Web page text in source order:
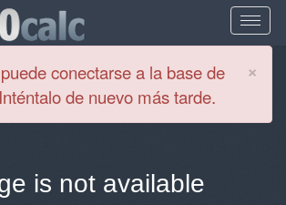
×
conectarse a la base de
de nuevo más tarde.
is not available